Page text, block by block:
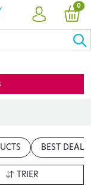
ACCOUNT
0
BEST DEALS
TRIER